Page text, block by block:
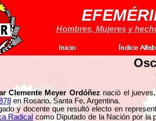
Hombres, Mujeres y
Clemente Meyer Ordóñez nació el
en Rosario, Santa Fe, Argentina.
y docente que resultó electo en
Radical como Diputado de la Nación por la